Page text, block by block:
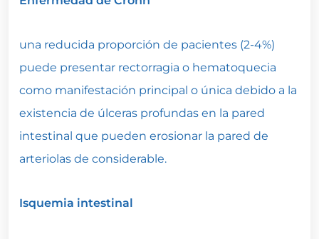
una reducida proporción de pacientes (2-4%)
puede presentar rectorragia o hematoquecia
como manifestación principal o única debido a la
existencia de úlceras profundas en la pared
intestinal que pueden erosionar la pared de
arteriolas de considerable.
Isquemia intestinal